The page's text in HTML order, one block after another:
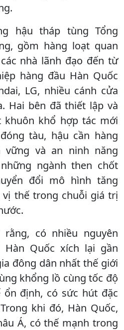
hậu tháp tùng Tổng
gồm hàng loạt quan
nhà lãnh đạo đến từ
hàng đầu Hàn Quốc
LG, nhiều cánh cửa
Hai bên đã thiết lập và
khuôn khổ hợp tác mới
tàu, hậu cần hàng
vững và an ninh năng
ngành then chốt
đổi mô hình tăng
thế trong chuỗi giá trị
có nhiều nguyên
Quốc xích lại gần
đông dân nhất thế giới
khổng lồ cùng tốc độ
định, có sức hút đặc
khi đó, Hàn Quốc,
Á, có thế mạnh trong